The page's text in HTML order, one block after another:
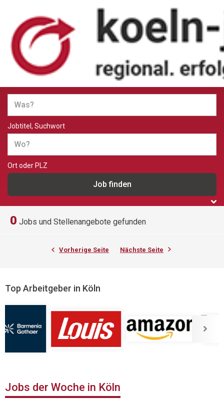
Jobs und Stellenangebote in
Köln
Jobtitel, Suchwort
Ort oder PLZ
0 Jobs und Stellenangebote gefunden
Vorherige Seite Nächste Seite
Top Arbeitgeber in Köln
Jobs der Woche in Köln